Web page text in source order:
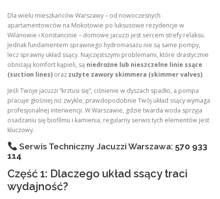
Dla wielu mieszkańców Warszawy – od nowoczesnych
apartamentowców na Mokotowie po luksusowe rezydencje w
Wilanowie i Konstancinie – domowe jacuzzi jest sercem strefy relaksu.
Jednak fundamentem sprawnego hydromasażu nie są same pompy,
lecz sprawny układ ssący. Najczęstszymi problemami, które drastycznie
obniżają komfort kąpieli, są niedrożne lub nieszczelne linie ssące
(suction lines) oraz zużyte zawory skimmera (skimmer valves).
Jeśli Twoje jacuzzi “krztusi się”, ciśnienie w dyszach spadło, a pompa
pracuje głośniej niż zwykle, prawdopodobnie Twój układ ssący wymaga
profesjonalnej interwencji. W Warszawie, gdzie twarda woda sprzyja
osadzaniu się biofilmu i kamienia, regularny serwis tych elementów jest
kluczowy.
Serwis Techniczny Jacuzzi Warszawa: 570 933
114
Część 1: Dlaczego układ ssący traci
wydajność?